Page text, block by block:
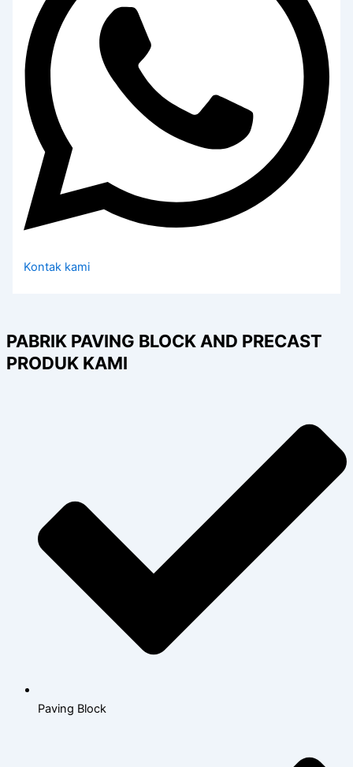
Kontak kami
PABRIK PAVING BLOCK AND PRECAST
PRODUK KAMI
Paving Block